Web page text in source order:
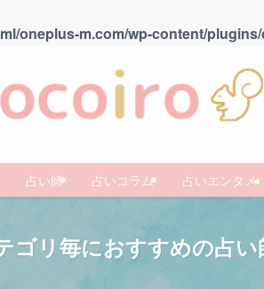
oneplus-m.com/wp-content/
占い師 占いコラム 占いエンタメ
リ毎におすすめの占